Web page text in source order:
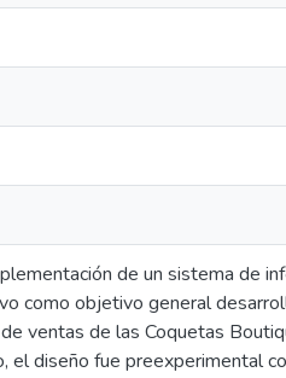
de un sistema de
como objetivo general
ventas de las Coquetas
el diseño fue preexperimental